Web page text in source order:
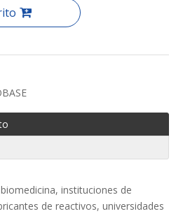
instituciones de
de reactivos, universidades